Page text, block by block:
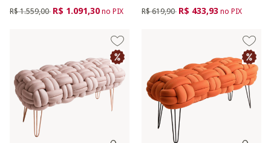
Preço reduzido de
R$ 1.559,00 para
R$ 1.091,30no PIX Preço reduzido de
R$ 619,90 para
R$ 433,93no PIX